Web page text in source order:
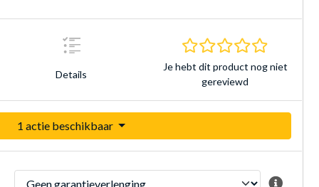
Details
0.0 sterren
Je hebt dit product nog niet
gereviewd
1 actie beschikbaar